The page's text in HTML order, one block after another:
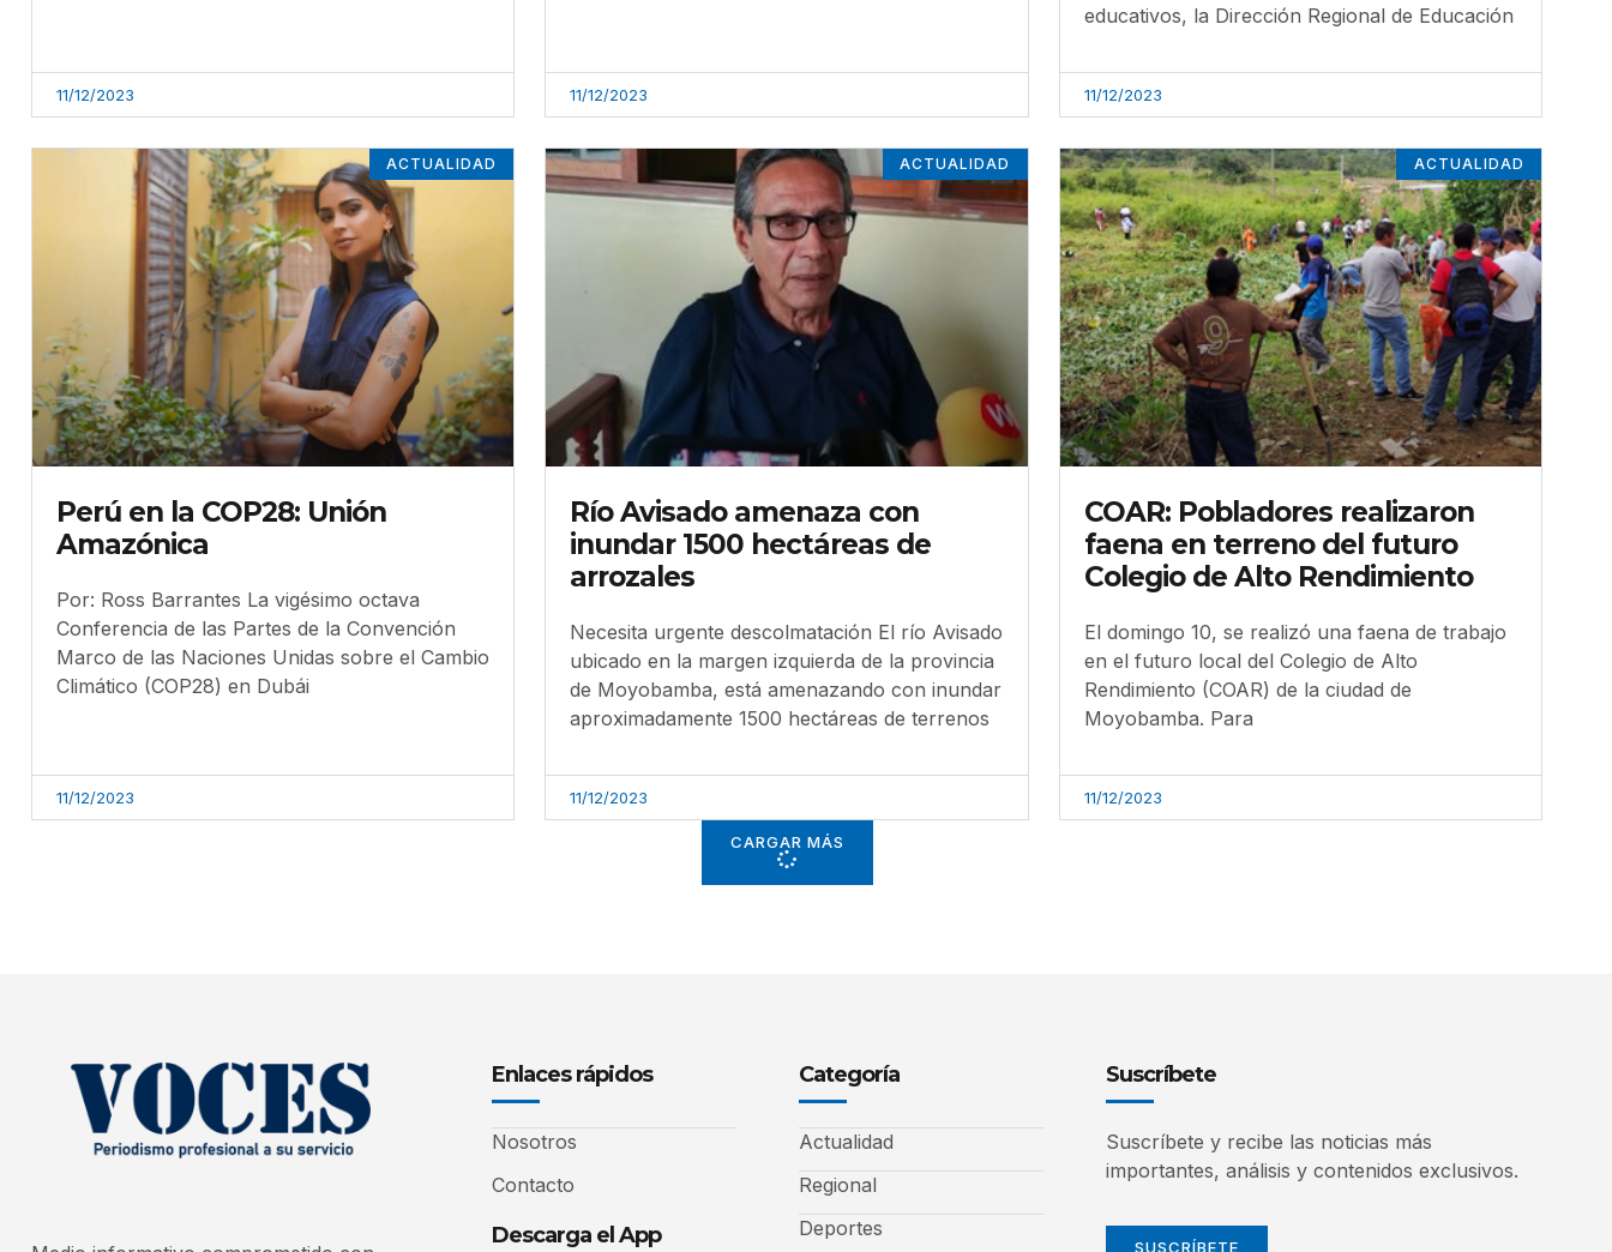
11/12/2023 11/12/2023
educativos, la Dirección Regional de Educación
11/12/2023
ACTUALIDAD
Perú en la COP28: Unión
Amazónica
Por: Ross Barrantes La vigésimo octava
Conferencia de las Partes de la Convención
Marco de las Naciones Unidas sobre el Cambio
Climático (COP28) en Dubái
11/12/2023
ACTUALIDAD
Río Avisado amenaza con
inundar 1500 hectáreas de
arrozales
Necesita urgente descolmatación El río Avisado
ubicado en la margen izquierda de la provincia
de Moyobamba, está amenazando con inundar
aproximadamente 1500 hectáreas de terrenos
11/12/2023
ACTUALIDAD
COAR: Pobladores realizaron
faena en terreno del futuro
Colegio de Alto Rendimiento
El domingo 10, se realizó una faena de trabajo
en el futuro local del Colegio de Alto
Rendimiento (COAR) de la ciudad de
Moyobamba. Para
11/12/2023
CARGAR MÁS
Enlaces rápidos
Nosotros
Contacto
Descarga el App
Categoría
Actualidad
Regional
Deportes
Suscríbete
Suscríbete y recibe las noticias más
importantes, análisis y contenidos exclusivos.
SUSCRÍBETE